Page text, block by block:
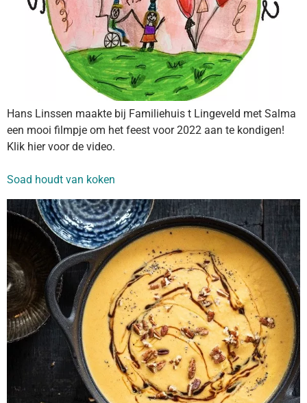
Hans Linssen maakte bij Familiehuis t Lingeveld met Salma
een mooi filmpje om het feest voor 2022 aan te kondigen!
Klik hier voor de video.
Soad houdt van koken